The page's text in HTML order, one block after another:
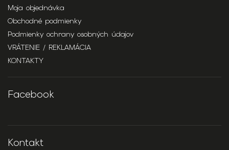
Moja objednávka
Obchodné podmienky
Podmienky ochrany osobných údajov
VRÁTENIE / REKLAMÁCIA
KONTAKTY
Facebook
Kontakt